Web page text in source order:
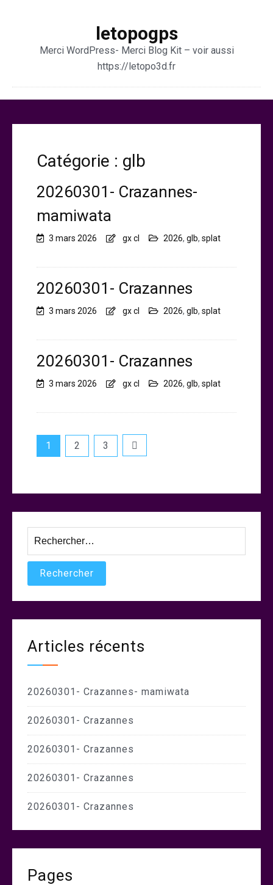
letopogps
Merci WordPress- Merci Blog Kit – voir aussi
https://letopo3d.fr
Catégorie : glb
20260301- Crazannes-
mamiwata
3 mars 2026 gx cl 2026, glb, splat
20260301- Crazannes
3 mars 2026 gx cl 2026, glb, splat
20260301- Crazannes
3 mars 2026 gx cl 2026, glb, splat
Navigation
articles
1 2 3
Articles récents
20260301- Crazannes- mamiwata
20260301- Crazannes
20260301- Crazannes
20260301- Crazannes
20260301- Crazannes
Pages